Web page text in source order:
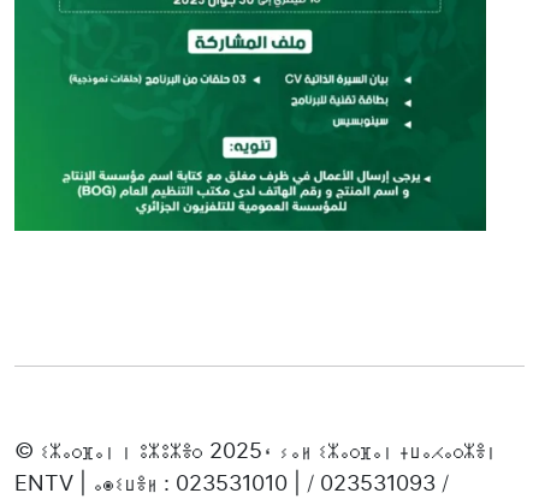
© ⵉⵣⴰⵔⴼⴰⵏ ⵏ ⵓⵣⵓⵣⴻⵔ 2025، ⵢⴰⵍ ⵉⵣⴰⵔⴼⴰⵏ ⵜⵡⴰⵃⴰⵔⵣⴻⵏ
ENTV | ⴰⵙⵉⵡⴻⵍ : 023531010 | / 023531093 /